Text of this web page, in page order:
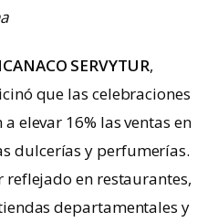
SERVYTUR,
que las celebraciones
elevar 16% las ventas en
dulcerías y perfumerías.
reflejado en restaurantes,
departamentales y